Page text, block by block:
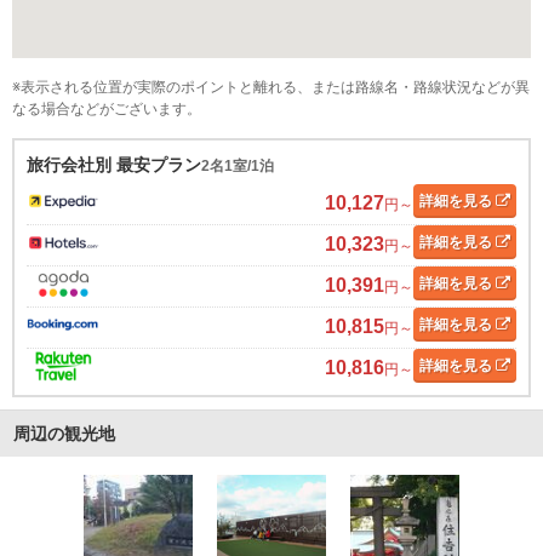
※表示される位置が実際のポイントと離れる、または路線名・路線状況などが異
なる場合などがございます。
旅行会社別 最安プラン2名1室/1泊
10,127円～ 詳細を見る
10,323円～ 詳細を見る
10,391円～ 詳細を見る
10,815円～ 詳細を見る
10,816円～ 詳細を見る
周辺の観光地